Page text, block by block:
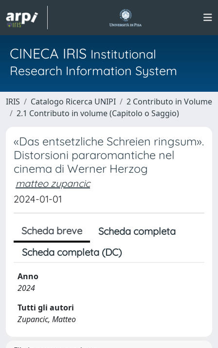
CINECA IRIS Institutional
Research Information System
IRIS Catalogo Ricerca UNIPI
2 Contributo in Volume
2.1 Contributo in volume (Capitolo o Saggio)
«Das entsetzliche Schreien ringsum».
Distorsioni pararomantiche nel
cinema di Werner Herzog
matteo zupancic
2024-01-01
Scheda breve
Scheda completa
Scheda completa (DC)
Anno
2024
Tutti gli autori
Zupancic, Matteo